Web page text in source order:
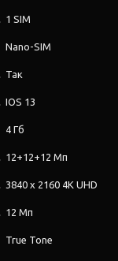
1 SIM
Nano-SIM
Так
IOS 13
4 Гб
12+12+12 Мп
3840 x 2160 4K UHD
12 Мп
True Tone